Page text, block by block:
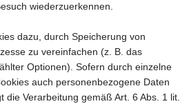
wiederzuerkennen.
dazu, durch Speicherung von
zu vereinfachen (z. B. das
Optionen). Sofern durch einzelne
auch personenbezogene Daten
die Verarbeitung gemäß Art. 6 Abs. 1 lit.